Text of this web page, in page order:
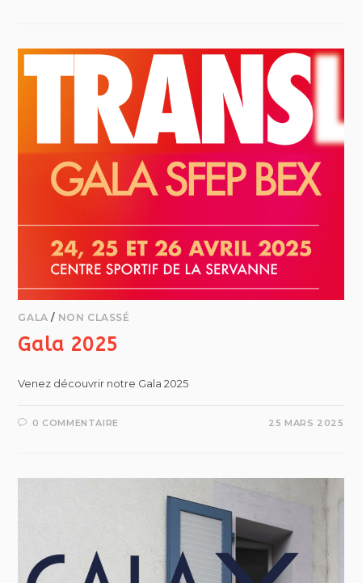
GALA / NON CLASSÉ
Gala 2025
Venez découvrir notre Gala 2025
0 COMMENTAIRE 25 MARS 2025